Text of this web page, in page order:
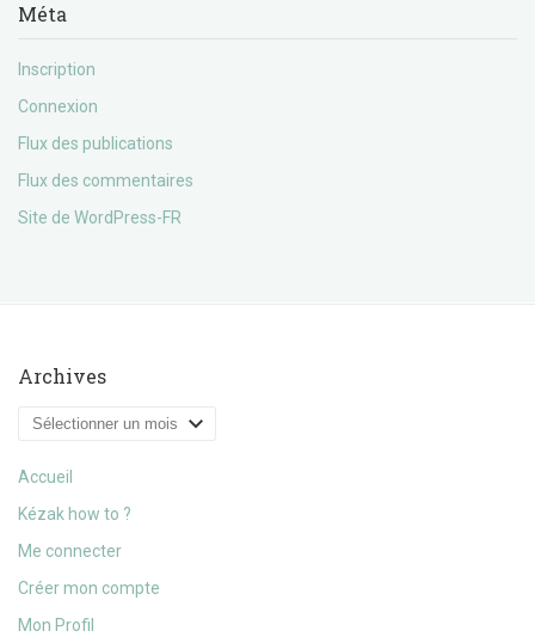
Méta
Inscription
Connexion
Flux des publications
Flux des commentaires
Site de WordPress-FR
Archives
Archives
Accueil
Kézak how to ?
Me connecter
Créer mon compte
Mon Profil